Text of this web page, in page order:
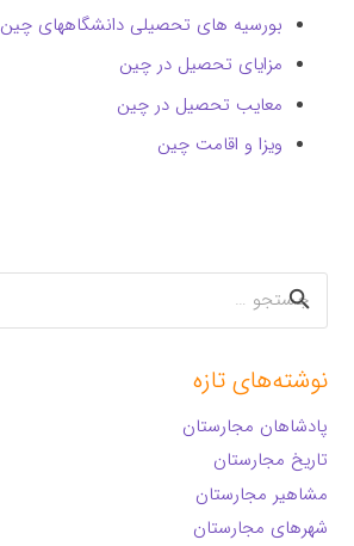
بورسیه های تحصیلی دانشگاههای چین
مزایای تحصیل در چین
معایب تحصیل در چین
ویزا و اقامت چین
جستجو
برای:
نوشته‌های تازه
پادشاهان مجارستان
تاریخ مجارستان
مشاهیر مجارستان
شهرهای مجارستان